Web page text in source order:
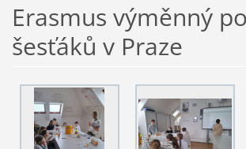
Erasmus výměnný
šesťáků v Praze